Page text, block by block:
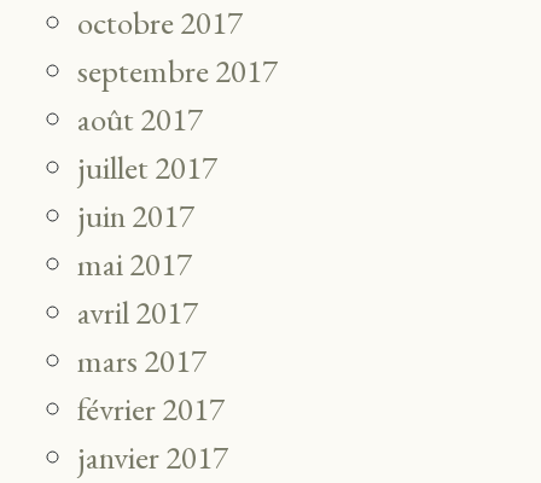
octobre 2017
septembre 2017
août 2017
juillet 2017
juin 2017
mai 2017
avril 2017
mars 2017
février 2017
janvier 2017